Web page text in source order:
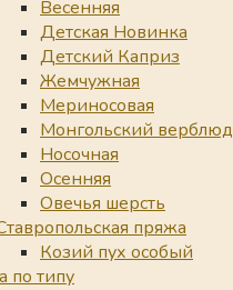
Весенняя
Детская Новинка
Детский Каприз
Жемчужная
Мериносовая
Монгольский верблюд
Носочная
Осенняя
Овечья шерсть
пряжа
Козий пух особый
по типу